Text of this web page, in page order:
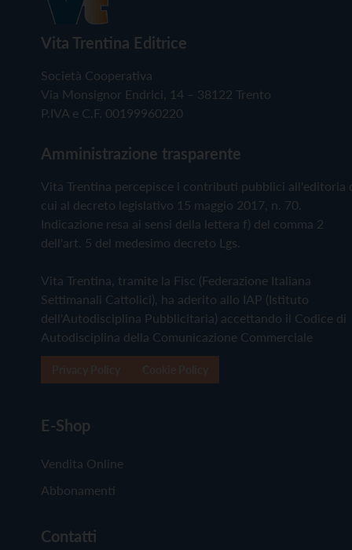
Vita Trentina Editrice
Società Cooperativa
Via Monsignor Endrici, 14 – 38122 Trento
P.IVA e C.F. 00199960220
Amministrazione trasparente
Vita Trentina percepisce i contributi pubblici all'editoria
cui al decreto legislativo 15 maggio 2017, n. 70.
Indicazione resa ai sensi della lettera f) del comma 2
dell'art. 5 del medesimo decreto Lgs.
Vita Trentina, tramite la Fisc (Federazione Italiana
Settimanali Cattolici), ha aderito allo IAP (Istituto
dell'Autodisciplina Pubblicitaria) accettando il Codice di
Autodisciplina della Comunicazione Commerciale
E-Shop
Vendita Online
Abbonamenti
Contatti